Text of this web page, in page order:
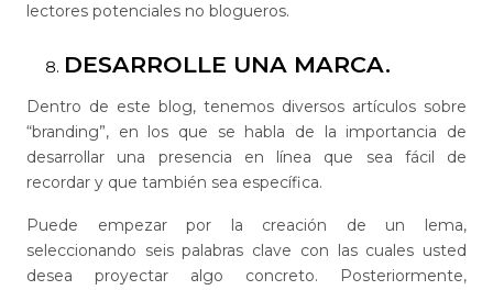
lectores potenciales no blogueros.
DESARROLLE UNA MARCA.
Dentro de este blog, tenemos diversos artículos sobre
“branding”, en los que se habla de la importancia de
desarrollar una presencia en línea que sea fácil de
recordar y que también sea específica.
Puede empezar por la creación de un lema,
seleccionando seis palabras clave con las cuales usted
desea proyectar algo concreto. Posteriormente,